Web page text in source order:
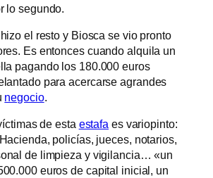
lo segundo.
el resto y Biosca se vio pronto
Es entonces cuando alquila un
pagando los 180.000 euros
para acercarse agrandes
negocio.
de esta estafa es variopinto:
policías, jueces, notarios,
de limpieza y vigilancia… «un
euros de capital inicial, un